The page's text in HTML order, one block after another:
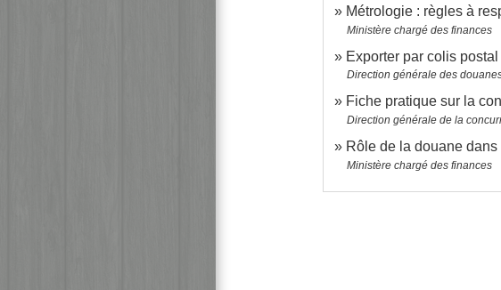
Métrologie : règles à
Ministère chargé des finances
Exporter par colis postal
Direction générale des
Fiche pratique sur la
Direction générale de la
Rôle de la douane
Ministère chargé des finances